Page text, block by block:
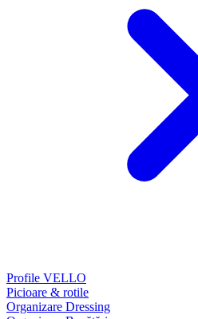
Profile VELLO
Picioare & rotile
Organizare Dressing